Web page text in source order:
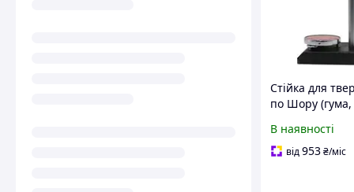
Стійка для
по Шору (гума,
(mdr_2443)
В наявності
від953₴/міс